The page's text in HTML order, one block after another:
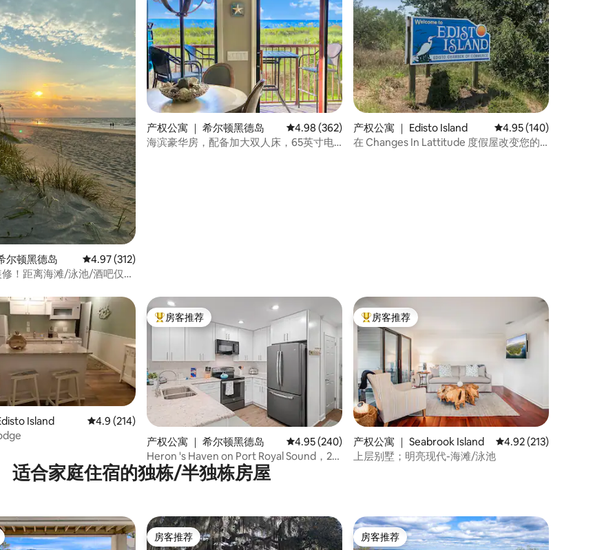
，共 160 条评价
尔顿黑德岛 平均评分 4.97 分（满分 5 分），共 312 条评价
4.97 (312)
！距离海滩/泳池/酒吧仅几
产权公寓 ｜ 希尔顿黑德岛 平均评分 4.98 分（满分 5 分），共 362 条评价
4.98 (362)
海滨豪华房，配备加大双人床，65英寸电
产权公寓 ｜ Edisto Island 平均评分 4.95 分（满
4.95 (140)
在 Changes In Lattitude 度假屋改变您的
，共 355 条评价
Island 平均评分 4.9 分（满分 5 分），共 214 条评价
4.9 (214)
热门「房客推荐」
房客推荐
产权公寓 ｜ 希尔顿黑德岛 平均评分 4.95 分（满分 5 分），共 240 条评价
4.95 (240)
Heron 's Haven on Port Royal Sound，2
卧/2卫
热门「房客推荐」
房客推荐
产权公寓 ｜ Seabrook Island 平均评分 4.92 分（满
4.92 (213)
上层别墅；明亮现代-海滩/泳池
适合家庭住宿的独栋/半独栋房屋
荐」 房客推荐
房客推荐 房客推荐
房客推荐